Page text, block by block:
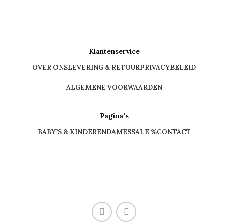
Klantenservice
OVER ONSLEVERING & RETOURPRIVACYBELEID
ALGEMENE VOORWAARDEN
Pagina's
BABY’S & KINDERENDAMESSALE %CONTACT